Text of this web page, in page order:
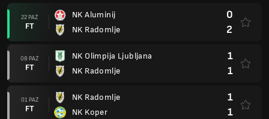
22 PAŹ
FT
NK Aluminij
NK Radomlje
0
2
08 PAŹ
FT
NK Olimpija Ljubljana
NK Radomlje
1
1
01 PAŹ
FT
NK Radomlje
NK Koper
1
1